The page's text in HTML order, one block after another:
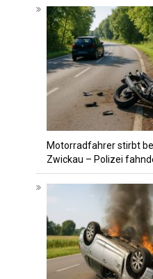
Motorradfahrer stirbt
Zwickau – Polizei